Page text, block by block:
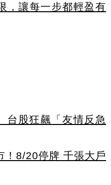
，讓每一步都輕盈有
台股狂飆「友情反急
！8/20停牌 千張大戶